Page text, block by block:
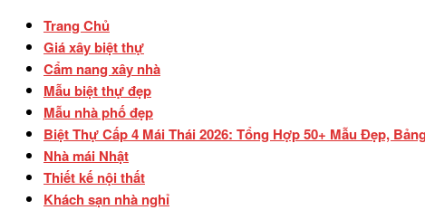
Trang Chủ
Giá xây biệt thự
Cẩm nang xây nhà
Mẫu biệt thự đẹp
Mẫu nhà phố đẹp
Biệt Thự Cấp 4 Mái Thái 2026: Tổng Hợp 50+ Mẫu Đẹp,
Nhà mái Nhật
Thiết kế nội thất
Khách sạn nhà nghỉ